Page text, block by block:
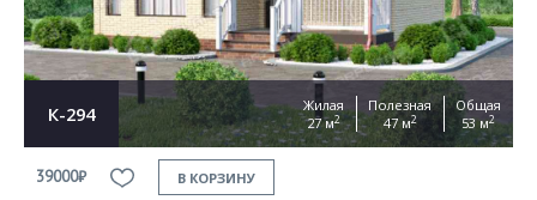
К-294
Жилая
27 м2
Полезная
47 м2
Общая
53 м2
39000₽ В КОРЗИНУ